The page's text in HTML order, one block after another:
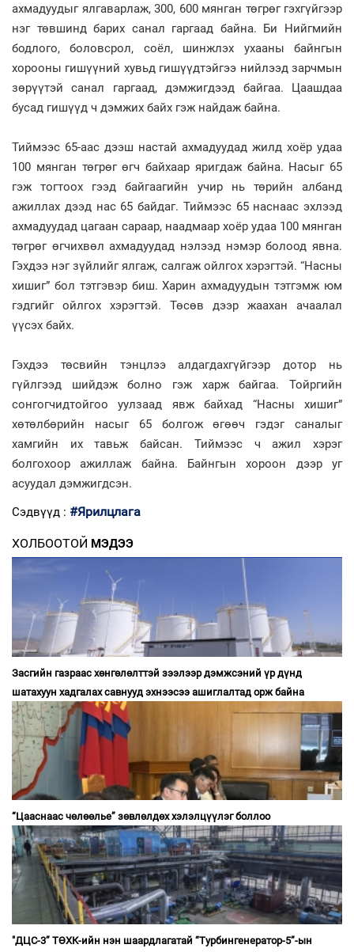
ахмадуудыг ялгаварлаж, 300, 600 мянган төгрөг гэхгүйгээр
нэг төвшинд барих санал гаргаад байна. Би Нийгмийн
бодлого, боловсрол, соёл, шинжлэх ухааны байнгын
хорооны гишүүний хувьд гишүүдтэйгээ нийлээд зарчмын
зөрүүтэй санал гаргаад, дэмжигдээд байгаа. Цаашдаа
бусад гишүүд ч дэмжих байх гэж найдаж байна.
Тиймээс 65-аас дээш настай ахмадуудад жилд хоёр удаа
100 мянган төгрөг өгч байхаар яригдаж байна. Насыг 65
гэж тогтоох гээд байгаагийн учир нь төрийн албанд
ажиллах дээд нас 65 байдаг. Тиймээс 65 наснаас эхлээд
ахмадуудад цагаан сараар, наадмаар хоёр удаа 100 мянган
төгрөг өгчихвөл ахмадуудад нэлээд нэмэр болоод явна.
Гэхдээ нэг зүйлийг ялгаж, салгаж ойлгох хэрэгтэй. “Насны
хишиг” бол тэтгэвэр биш. Харин ахмадуудын тэтгэмж юм
гэдгийг ойлгох хэрэгтэй. Төсөв дээр жаахан ачаалал
үүсэх байх.
Гэхдээ төсвийн тэнцлээ алдагдахгүйгээр дотор нь
гүйлгээд шийдэж болно гэж харж байгаа. Тойргийн
сонгогчидтойгоо уулзаад явж байхад “Насны хишиг”
хөтөлбөрийн насыг 65 болгож өгөөч гэдэг саналыг
хамгийн их тавьж байсан. Тиймээс ч ажил хэрэг
болгохоор ажиллаж байна. Байнгын хороон дээр уг
асуудал дэмжигдсэн.
Сэдвүүд : #Ярилцлага
ХОЛБООТОЙ МЭДЭЭ
Засгийн газраас хөнгөлөлттэй зээлээр дэмжсэний үр дүнд
шатахуун хадгалах савнууд эхнээсээ ашиглалтад орж байна
“Цааснаас чөлөөлье” зөвлөлдөх хэлэлцүүлэг боллоо
"ДЦС-3” ТӨХК-ийн нэн шаардлагатай “Турбингенератор-5”-ын